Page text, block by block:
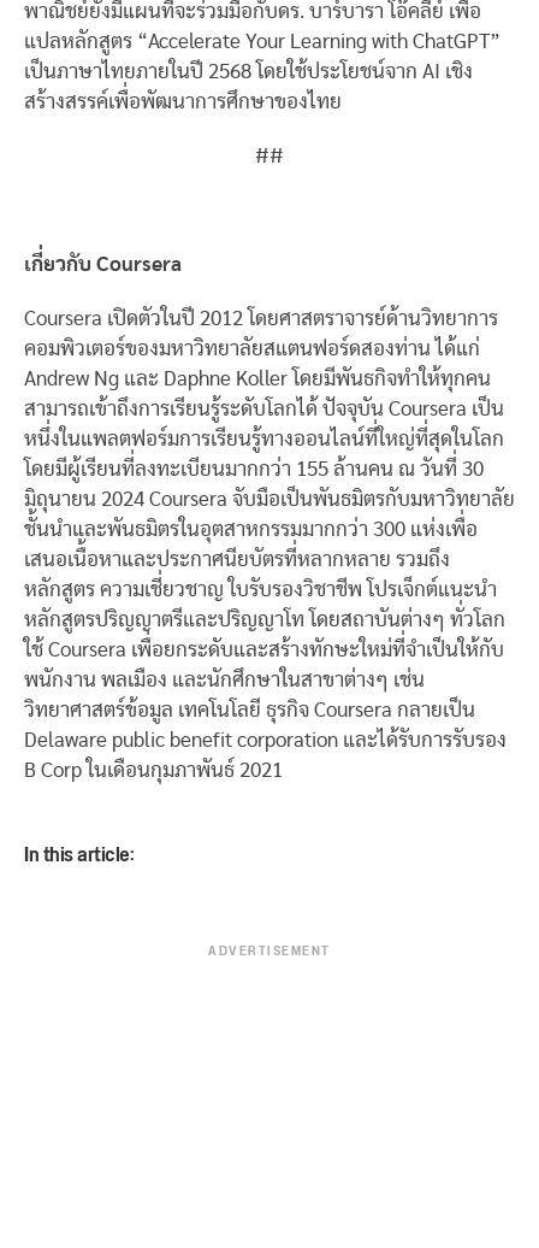
พาณิชย์ยังมีแผนที่จะร่วมมือกับดร. บาร์บารา โอ๊คลีย์ เพื่อ
แปลหลักสูตร “Accelerate Your Learning with ChatGPT”
เป็นภาษาไทยภายในปี 2568 โดยใช้ประโยชน์จาก AI เชิง
สร้างสรรค์เพื่อพัฒนาการศึกษาของไทย
##
เกี่ยวกับ Coursera
Coursera เปิดตัวในปี 2012 โดยศาสตราจารย์ด้านวิทยาการ
คอมพิวเตอร์ของมหาวิทยาลัยสแตนฟอร์ดสองท่าน ได้แก่
Andrew Ng และ Daphne Koller โดยมีพันธกิจทำให้ทุกคน
สามารถเข้าถึงการเรียนรู้ระดับโลกได้ ปัจจุบัน Coursera เป็น
หนึ่งในแพลตฟอร์มการเรียนรู้ทางออนไลน์ที่ใหญ่ที่สุดในโลก
โดยมีผู้เรียนที่ลงทะเบียนมากกว่า 155 ล้านคน ณ วันที่ 30
มิถุนายน 2024 Coursera จับมือเป็นพันธมิตรกับมหาวิทยาลัย
ชั้นนำและพันธมิตรในอุตสาหกรรมมากกว่า 300 แห่งเพื่อ
เสนอเนื้อหาและประกาศนียบัตรที่หลากหลาย รวมถึง
หลักสูตร ความเชี่ยวชาญ ใบรับรองวิชาชีพ โปรเจ็กต์แนะนำ
หลักสูตรปริญญาตรีและปริญญาโท โดยสถาบันต่างๆ ทั่วโลก
ใช้ Coursera เพื่อยกระดับและสร้างทักษะใหม่ที่จำเป็นให้กับ
พนักงาน พลเมือง และนักศึกษาในสาขาต่างๆ เช่น
วิทยาศาสตร์ข้อมูล เทคโนโลยี ธุรกิจ Coursera กลายเป็น
Delaware public benefit corporation และได้รับการรับรอง
B Corp ในเดือนกุมภาพันธ์ 2021
In this article:
ADVERTISEMENT